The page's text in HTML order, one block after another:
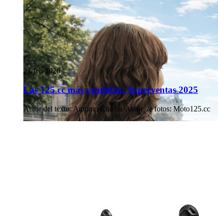
21 feb 2026
Las 125 cc más vendidas: Superventas 2025
Autor del texto:Antonio Cuadra·Autor de fotos: Moto125.cc